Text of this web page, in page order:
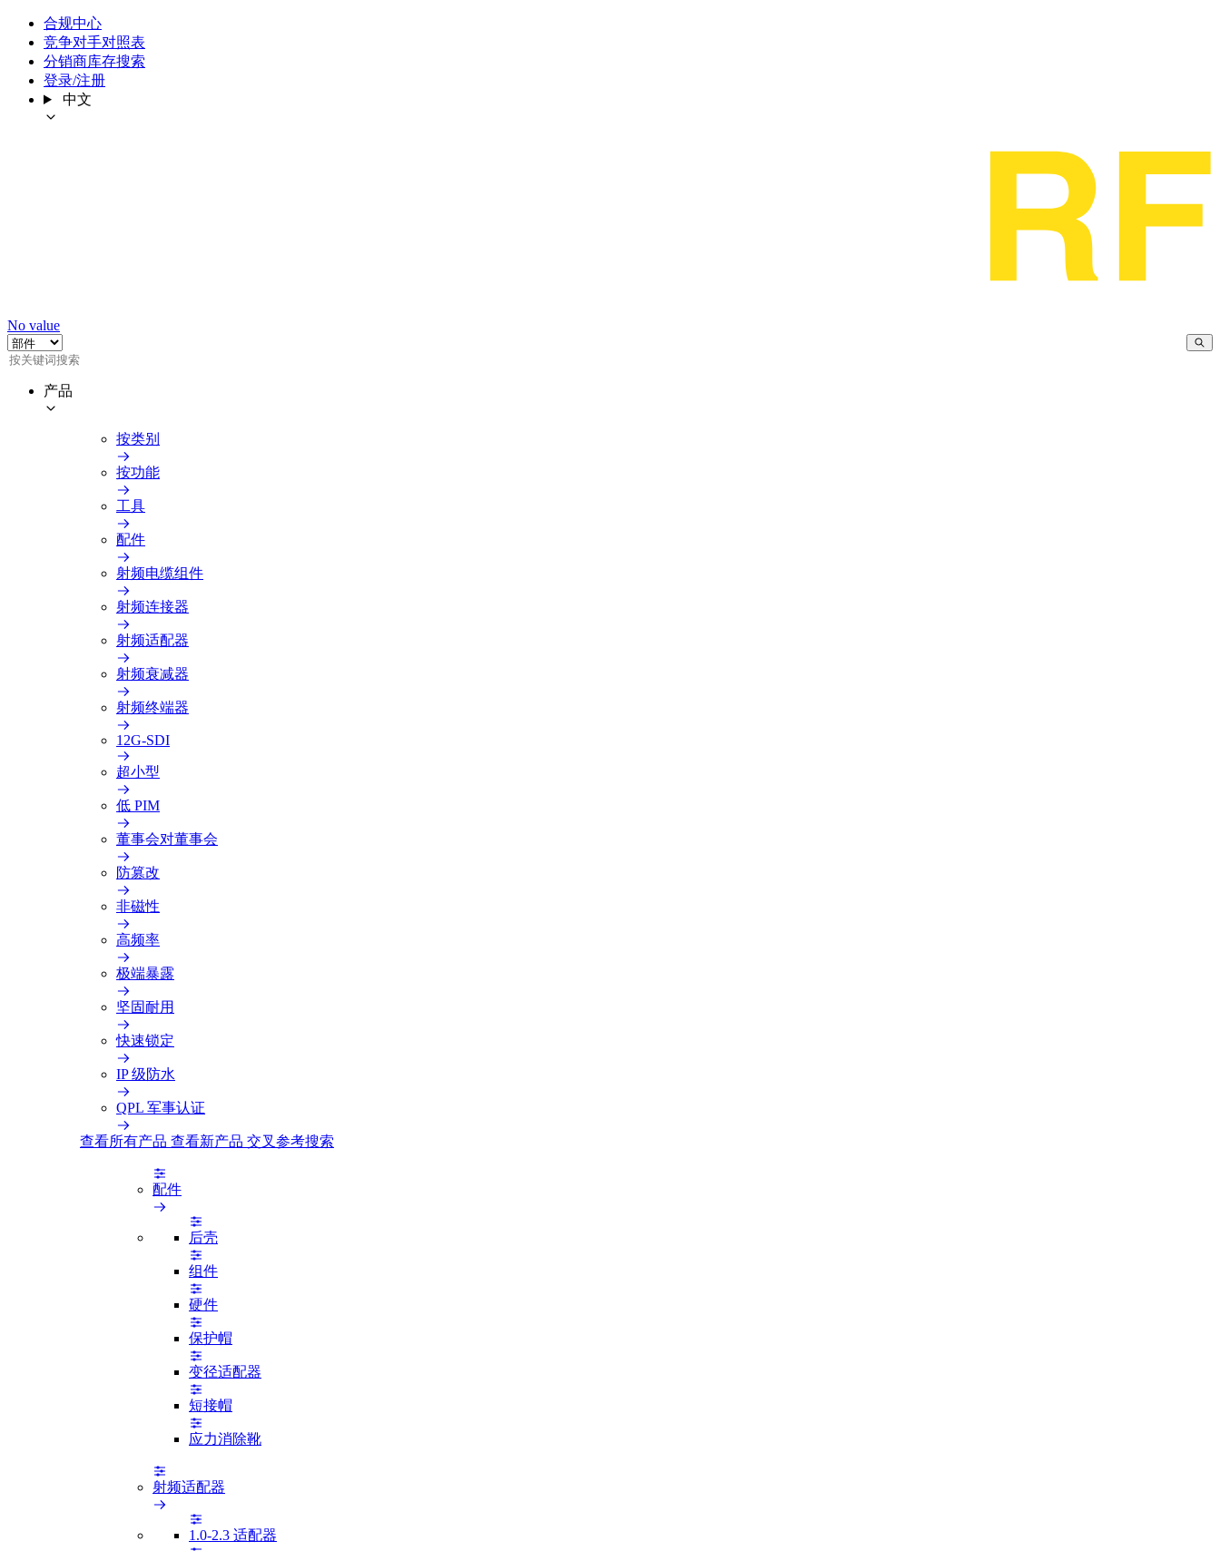
合规中心
竞争对手对照表
分销商库存搜索
登录/注册
中文
No value
产品
按类别
按功能
工具
配件
射频电缆组件
射频连接器
射频适配器
射频衰减器
射频终端器
12G-SDI
超小型
低 PIM
董事会对董事会
防篡改
非磁性
高频率
极端暴露
坚固耐用
快速锁定
IP 级防水
QPL 军事认证
查看所有产品 查看新产品 交叉参考搜索
配件
后壳
组件
硬件
保护帽
变径适配器
短接帽
应力消除靴
射频适配器
1.0-2.3 适配器